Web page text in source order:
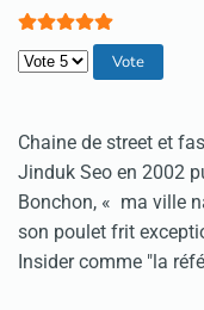
Veuillez voter
Chaine de street et
Jinduk Seo en 2002
Bonchon, « ma ville
son poulet frit
Insider comme "la